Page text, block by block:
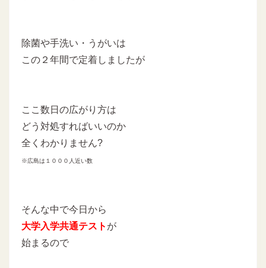
除菌や手洗い・うがいは
この２年間で定着しましたが
ここ数日の広がり方は
どう対処すればいいのか
全くわかりません?
※広島は１０００人近い数
そんな中で今日から
大学入学共通テスト が
始まるので